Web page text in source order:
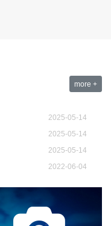
more +
2022-05-22
2025-05-14
2025-05-14
2022-06-04
2022-06-04
2022-06-04